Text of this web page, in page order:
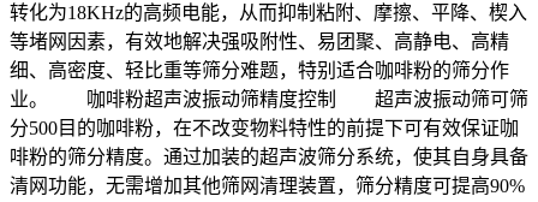
转化为18KHz的高频电能，从而抑制粘附、摩擦、平降、楔入
等堵网因素，有效地解决强吸附性、易团聚、高静电、高精
细、高密度、轻比重等筛分难题，特别适合咖啡粉的筛分作
业。 咖啡粉超声波振动筛精度控制 超声波振动筛可筛
分500目的咖啡粉，在不改变物料特性的前提下可有效保证咖
啡粉的筛分精度。通过加装的超声波筛分系统，使其自身具备
清网功能，无需增加其他筛网清理装置，筛分精度可提高90%